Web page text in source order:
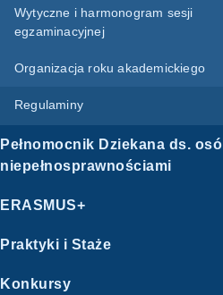
Wytyczne i harmonogram sesji
egzaminacyjnej
Organizacja roku akademickiego
Regulaminy
Pełnomocnik Dziekana ds.
niepełnosprawnościami
ERASMUS+
Praktyki i Staże
Konkursy